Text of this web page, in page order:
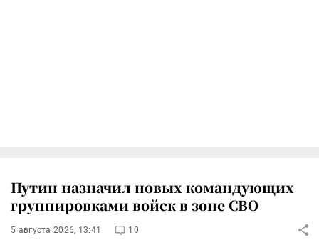
Путин назначил новых командующих
группировками войск в зоне СВО
5 августа 2026, 13:41 10